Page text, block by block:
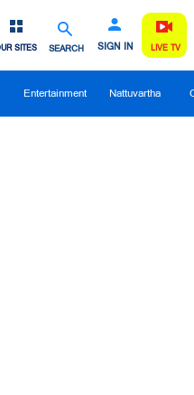
SEARCH SIGN IN
SITES LIVE TV
Entertainment Nattuvartha